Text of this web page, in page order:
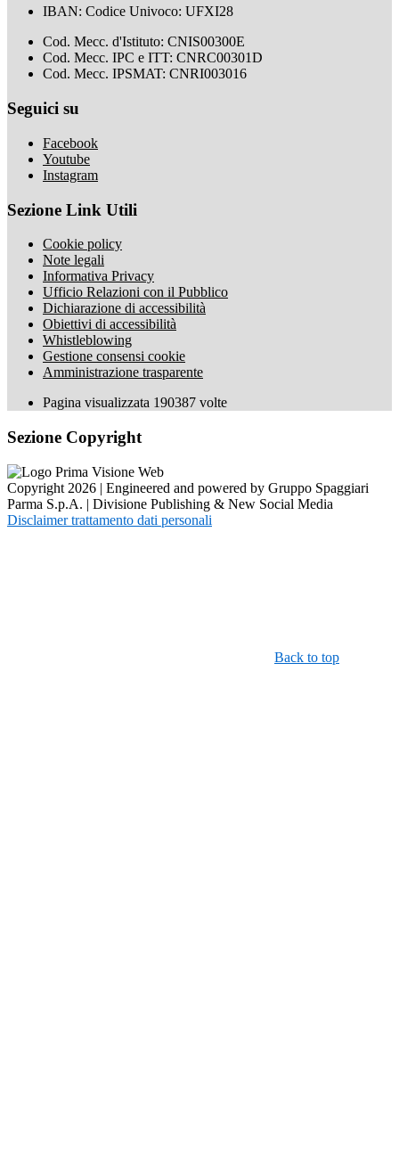
IBAN: Codice Univoco: UFXI28
Cod. Mecc. d'Istituto: CNIS00300E
Cod. Mecc. IPC e ITT: CNRC00301D
Cod. Mecc. IPSMAT: CNRI003016
Seguici su
Facebook
Youtube
Instagram
Sezione Link Utili
Cookie policy
Note legali
Informativa Privacy
Ufficio Relazioni con il Pubblico
Dichiarazione di accessibilità
Obiettivi di accessibilità
Whistleblowing
Gestione consensi cookie
Amministrazione trasparente
Pagina visualizzata 190387 volte
Sezione Copyright
Copyright 2026 | Engineered and powered by Gruppo Spaggiari
Parma S.p.A. | Divisione Publishing & New Social Media
Disclaimer trattamento dati personali
Back to top